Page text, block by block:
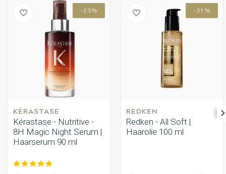
-23%
KÉRASTASE
Kérastase - Nutritive -
8H Magic Night Serum |
Haarserum 90 ml
-31%
REDKEN
Redken - All Soft |
Haarolie 100 ml